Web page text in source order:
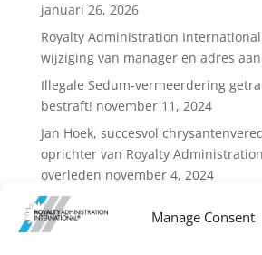
Manage Consent
januari 26, 2026
Royalty Administration
wijziging van manager en adres aan
Illegale Sedum-vermeerdering
bestraft! november 11, 2024
Jan Hoek, succesvol
oprichter van Royalty
overleden november 4, 2024
Licentieovereenkomst beëindigd na
18, 2021